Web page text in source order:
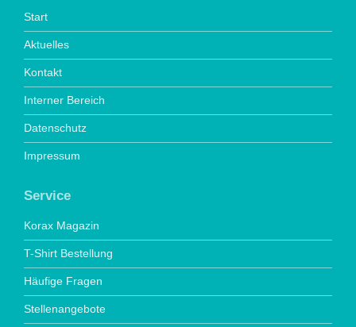
Start
Aktuelles
Kontakt
Interner Bereich
Datenschutz
Impressum
Service
Korax Magazin
T-Shirt Bestellung
Häufige Fragen
Stellenangebote